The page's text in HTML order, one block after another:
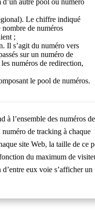
Le chiffre indiqué
nombre de numéros
;
Il s’agit du numéro vers
sur un numéro de
numéros de redirection,
le pool de numéros.
à l’ensemble des numéros de
de tracking à chaque
site Web, la taille de ce
du maximum de
eux voie s’afficher un